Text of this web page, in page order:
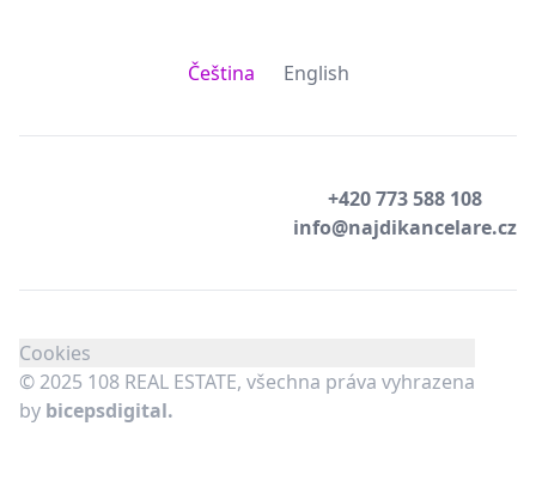
Čeština English
+420 773 588 108
info@najdikancelare.cz
Cookies
© 2025 108 REAL ESTATE, všechna práva vyhrazena
by bicepsdigital.